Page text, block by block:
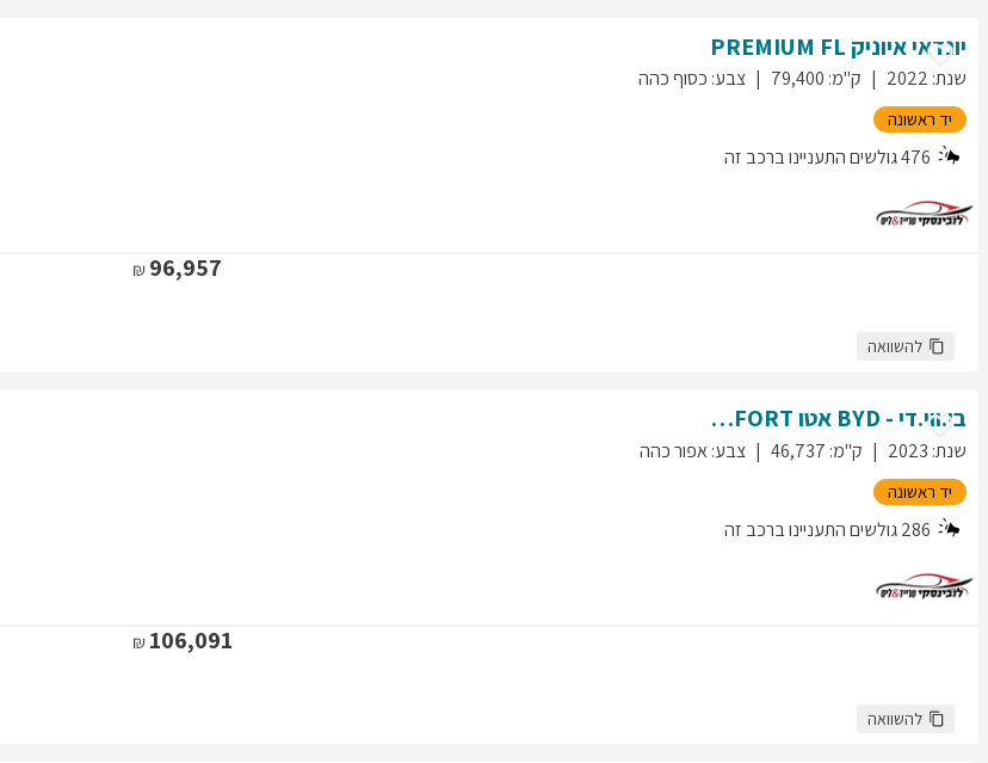
יונדאיאיוניק PREMIUM FL
שנת:
2022 ק"מ:
79,400 צבע: כסוף כהה
יד ראשונה
476גולשים התעניינו ברכב זה
96,957
להשוואה
בי.ווי.די - BYD אטוCOMFORT
שנת:
2023 ק"מ:
46,737 צבע:אפור כהה
יד ראשונה
286גולשים התעניינו ברכב זה
106,091
להשוואה